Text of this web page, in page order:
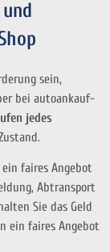
sein,
bei autoankauf-
jedes
faires Angebot
Abtransport
Sie das Geld
ein faires Angebot